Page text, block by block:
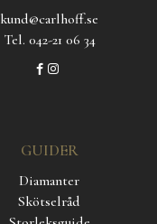
kund@carlhoff.se
Tel. 042-21 06 34
GUIDER
Diamanter
Skötselråd